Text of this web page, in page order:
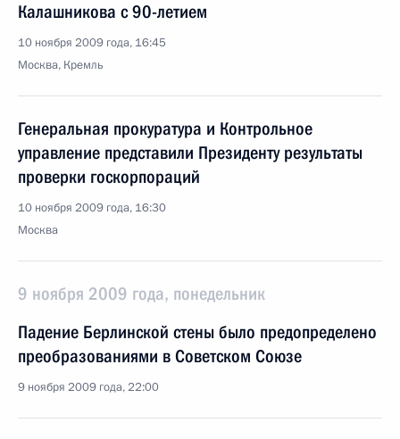
Калашникова с 90-летием
10 ноября 2009 года, 16:45
Москва, Кремль
Генеральная прокуратура и Контрольное
управление представили Президенту результаты
проверки госкорпораций
10 ноября 2009 года, 16:30
Москва
9 ноября 2009 года, понедельник
Падение Берлинской стены было предопределено
преобразованиями в Советском Союзе
9 ноября 2009 года, 22:00